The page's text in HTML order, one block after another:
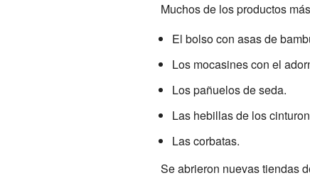
Muchos de los productos
El bolso con asas de
Los mocasines con el
Los pañuelos de seda.
Las hebillas de los
Las corbatas.
Se abrieron nuevas tiendas